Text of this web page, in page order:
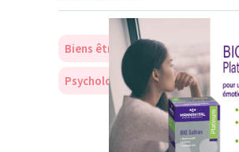
Biens être Soins Nourriture
Psychologie Personnalité